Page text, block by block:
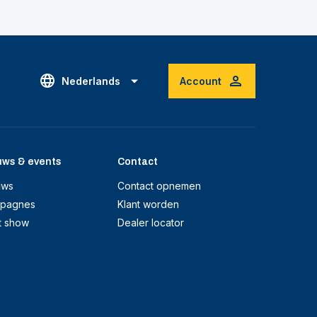
Nederlands Account
& events
show
Contact
Contact opnemen
Klant worden
Dealer locator